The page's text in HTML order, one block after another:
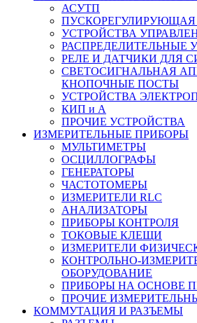
АСУТП
ПУСКОРЕГУЛИРУЮЩАЯ
УСТРОЙСТВА
РАСПРЕДЕЛИТЕЛЬНЫЕ
РЕЛЕ И ДАТЧИКИ ДЛЯ
СВЕТОСИГНАЛЬНАЯ
КНОПОЧНЫЕ ПОСТЫ
УСТРОЙСТВА
КИП и А
ПРОЧИЕ УСТРОЙСТВА
ИЗМЕРИТЕЛЬНЫЕ ПРИБОРЫ
МУЛЬТИМЕТРЫ
ОСЦИЛЛОГРАФЫ
ГЕНЕРАТОРЫ
ЧАСТОТОМЕРЫ
ИЗМЕРИТЕЛИ RLC
АНАЛИЗАТОРЫ
ПРИБОРЫ КОНТРОЛЯ
ТОКОВЫЕ КЛЕЩИ
ИЗМЕРИТЕЛИ
КОНТРОЛЬНО-
ОБОРУДОВАНИЕ
ПРИБОРЫ НА ОСНОВЕ
ПРОЧИЕ
КОММУТАЦИЯ И РАЗЪЕМЫ